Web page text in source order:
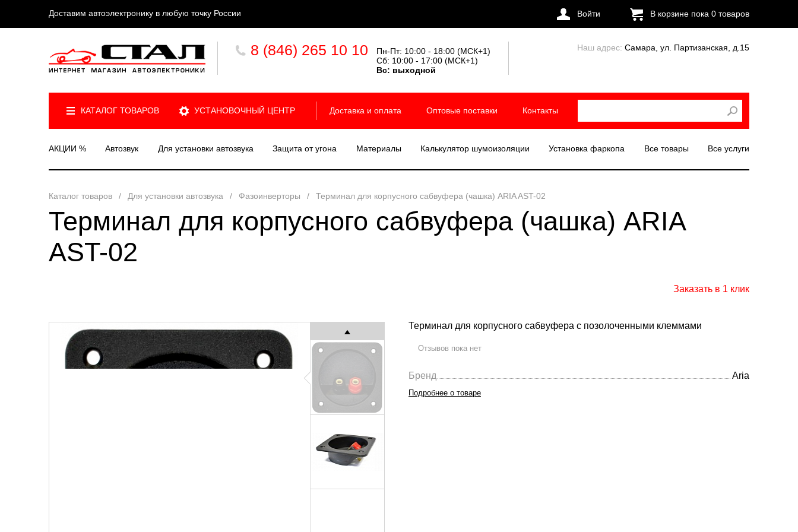
Доставим автоэлектронику в любую точку России Войти В корзине пока 0 товаров
8 (846) 265 10 10
Пн-Пт: 10:00 - 18:00 (МСК+1)
Сб: 10:00 - 17:00 (МСК+1)
Вс: выходной
Наш адрес: Самара, ул. Партизанская, д.15
КАТАЛОГ ТОВАРОВ УСТАНОВОЧНЫЙ ЦЕНТР Доставка и оплата Оптовые поставки Контакты
АКЦИИ % Автозвук Для установки автозвука Защита от угона Материалы Калькулятор шумоизоляции Установка фаркопа Все товары Все услуги
Каталог товаров / Для установки автозвука / Фазоинверторы / Терминал для корпусного сабвуфера (чашка) ARIA AST-02
Терминал для корпусного сабвуфера (чашка) ARIA
AST-02
Заказать в 1 клик
Терминал для корпусного сабвуфера с позолоченными клеммами
Отзывов пока нет
Бренд Aria
Подробнее о товаре